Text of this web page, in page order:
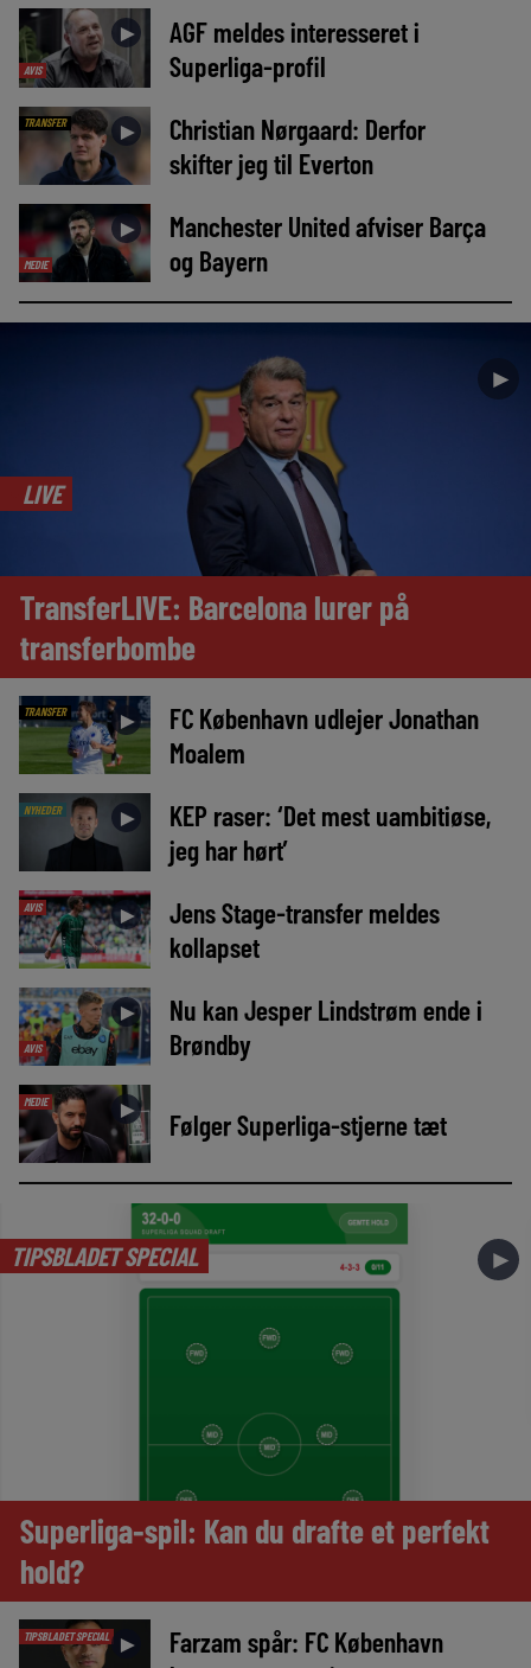
AVIS
►
AGF meldes interesseret i
Superliga-profil
TRANSFER ►
Christian Nørgaard: Derfor
skifter jeg til Everton
MEDIE
►
Manchester United afviser Barça
og Bayern
►
LIVE
TransferLIVE: Barcelona lurer på
transferbombe
TRANSFER ►
FC København udlejer Jonathan
Moalem
NYHEDER ►
KEP raser: ‘Det mest uambitiøse,
jeg har hørt’
AVIS ►
Jens Stage-transfer meldes
kollapset
AVIS
►
Nu kan Jesper Lindstrøm ende i
Brøndby
MEDIE ► Følger Superliga-stjerne tæt
TIPSBLADET SPECIAL ►
Superliga-spil: Kan du drafte et perfekt
hold?
TIPSBLADET SPECIAL ►
Farzam spår: FC København